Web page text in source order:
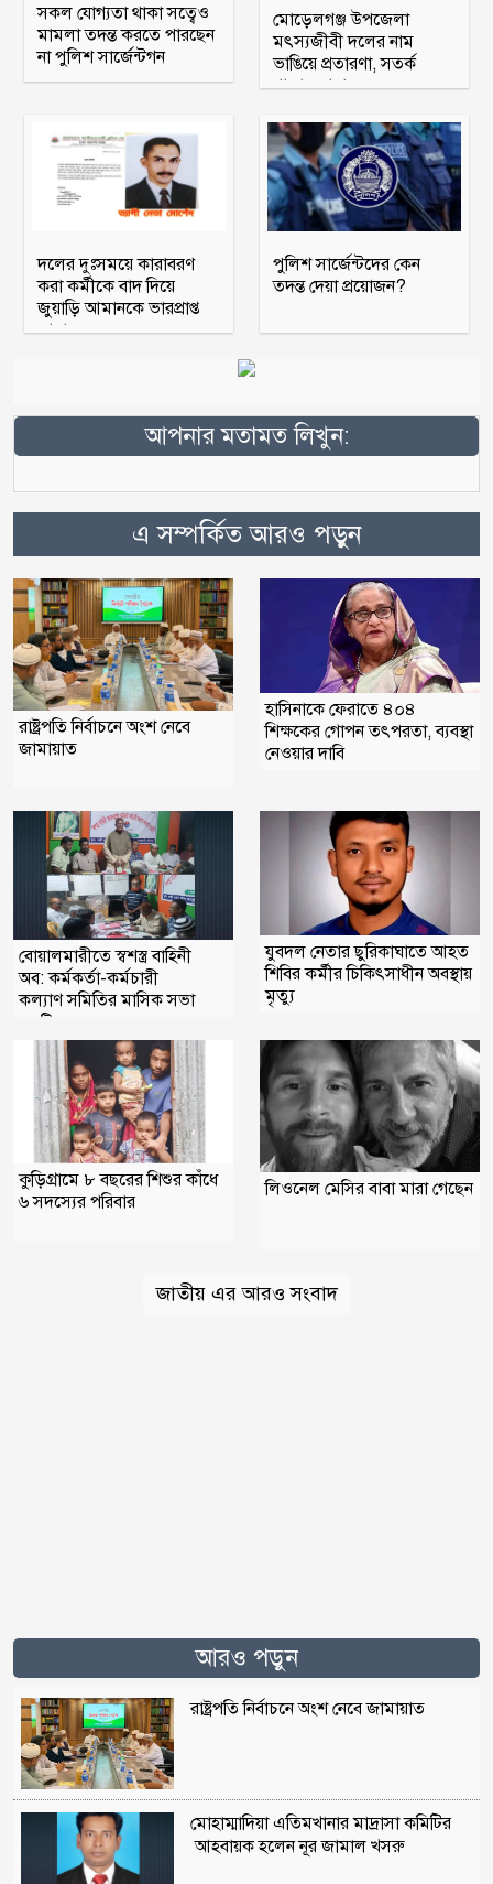
সকল যোগ্যতা থাকা সত্বেও
মামলা তদন্ত করতে পারছেন
না পুলিশ সার্জেন্টগন
মোড়েলগঞ্জ উপজেলা
মৎস্যজীবী দলের নাম
ভাঙিয়ে প্রতারণা, সতর্ক
থাকার আহ্বান
দলের দুঃসময়ে কারাবরণ
করা কর্মীকে বাদ দিয়ে
জুয়াড়ি আমানকে ভারপ্রাপ্ত
আহ্বায়ক
পুলিশ সার্জেন্টদের কেন
তদন্ত দেয়া প্রয়োজন?
আপনার মতামত লিখুন:
এ সম্পর্কিত আরও পড়ুন
রাষ্ট্রপতি নির্বাচনে অংশ নেবে
জামায়াত
হাসিনাকে ফেরাতে ৪০৪
শিক্ষকের গোপন তৎপরতা, ব্যবস্থা
নেওয়ার দাবি
বোয়ালমারীতে স্বশস্ত্র বাহিনী
অব: কর্মকর্তা-কর্মচারী
কল্যাণ সমিতির মাসিক সভা
অনুষ্টিত
যুবদল নেতার ছুরিকাঘাতে আহত
শিবির কর্মীর চিকিৎসাধীন অবস্থায়
মৃত্যু
কুড়িগ্রামে ৮ বছরের শিশুর কাঁধে
৬ সদস্যের পরিবার
লিওনেল মেসির বাবা মারা গেছেন
জাতীয় এর আরও সংবাদ
আরও পড়ুন
রাষ্ট্রপতি নির্বাচনে অংশ নেবে জামায়াত
মোহাম্মাদিয়া এতিমখানার মাদ্রাসা কমিটির
আহবায়ক হলেন নূর জামাল খসরু